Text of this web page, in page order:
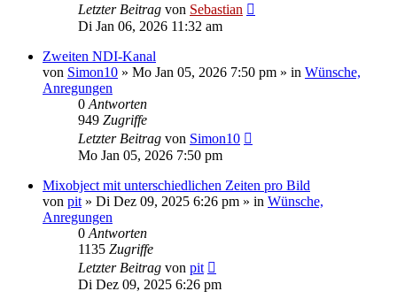
Letzter Beitrag von Sebastian
Di Jan 06, 2026 11:32 am
Zweiten NDI-Kanal
von Simon10 » Mo Jan 05, 2026 7:50 pm » in Wünsche,
Anregungen
0 Antworten
949 Zugriffe
Letzter Beitrag von Simon10
Mo Jan 05, 2026 7:50 pm
Mixobject mit unterschiedlichen Zeiten pro Bild
von pit » Di Dez 09, 2025 6:26 pm » in Wünsche,
Anregungen
0 Antworten
1135 Zugriffe
Letzter Beitrag von pit
Di Dez 09, 2025 6:26 pm